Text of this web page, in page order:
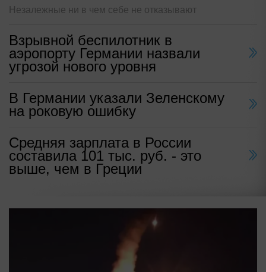
Незалежные ни в чем себе не отказывают
Взрывной беспилотник в
аэропорту Германии назвали
угрозой нового уровня
В Германии указали Зеленскому
на роковую ошибку
Средняя зарплата в России
составила 101 тыс. руб. - это
выше, чем в Греции